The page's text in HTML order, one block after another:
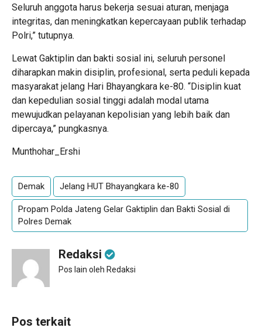
Seluruh anggota harus bekerja sesuai aturan, menjaga
integritas, dan meningkatkan kepercayaan publik terhadap
Polri,” tutupnya.
Lewat Gaktiplin dan bakti sosial ini, seluruh personel
diharapkan makin disiplin, profesional, serta peduli kepada
masyarakat jelang Hari Bhayangkara ke-80. “Disiplin kuat
dan kepedulian sosial tinggi adalah modal utama
mewujudkan pelayanan kepolisian yang lebih baik dan
dipercaya,” pungkasnya.
Munthohar_Ershi
Demak Jelang HUT Bhayangkara ke-80
Propam Polda Jateng Gelar Gaktiplin dan Bakti Sosial di
Polres Demak
Redaksi
Pos lain oleh Redaksi
Pos terkait